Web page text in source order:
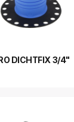
DICHTFIX 3/4"